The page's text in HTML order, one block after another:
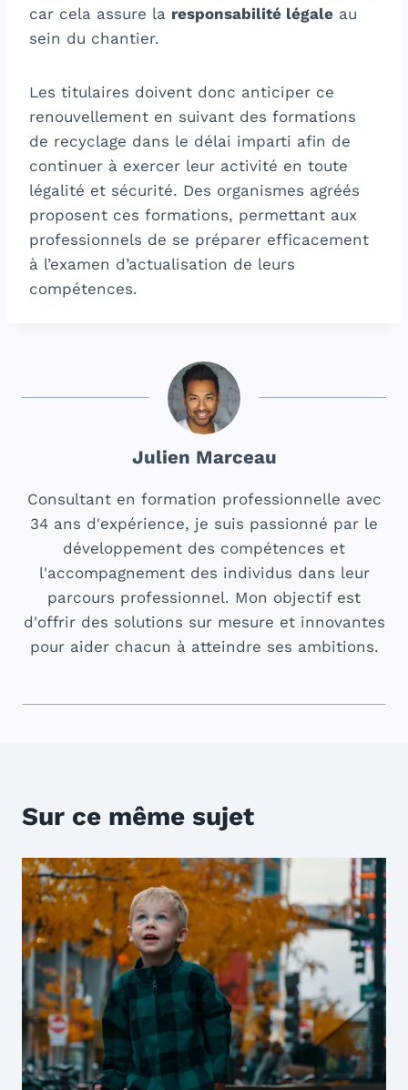
car cela assure la responsabilité légale au
sein du chantier.
Les titulaires doivent donc anticiper ce
renouvellement en suivant des formations
de recyclage dans le délai imparti afin de
continuer à exercer leur activité en toute
légalité et sécurité. Des organismes agréés
proposent ces formations, permettant aux
professionnels de se préparer efficacement
à l’examen d’actualisation de leurs
compétences.
Julien Marceau
Consultant en formation professionnelle avec
34 ans d'expérience, je suis passionné par le
développement des compétences et
l'accompagnement des individus dans leur
parcours professionnel. Mon objectif est
d'offrir des solutions sur mesure et innovantes
pour aider chacun à atteindre ses ambitions.
Sur ce même sujet